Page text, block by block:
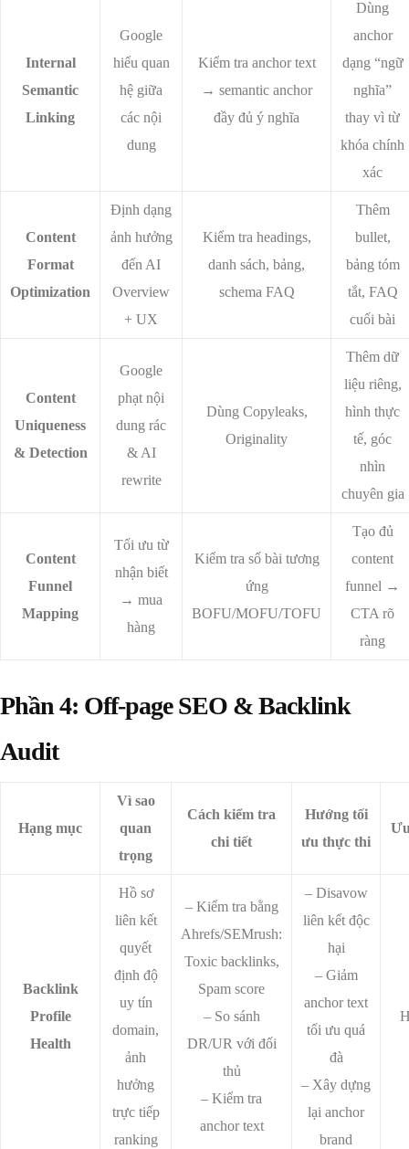
Internal
Semantic
Linking
Google
hiểu quan
hệ giữa
các nội
dung
Kiểm tra anchor text
→ semantic anchor
đầy đủ ý nghĩa
Dùng
anchor
dạng “ngữ
nghĩa”
thay vì từ
khóa chính
xác
Content
Format
Optimization
Định dạng
ảnh hưởng
đến AI
Overview
+ UX
Kiểm tra headings,
danh sách, bảng,
schema FAQ
Thêm
bullet,
bảng tóm
tắt, FAQ
cuối bài
Content
Uniqueness
& Detection
Google
phạt nội
dung rác
& AI
rewrite
Dùng Copyleaks,
Originality
Thêm dữ
liệu riêng,
hình thực
tế, góc
nhìn
chuyên gia
Content
Funnel
Mapping
Tối ưu từ
nhận biết
→ mua
hàng
Kiểm tra số bài tương
ứng
BOFU/MOFU/TOFU
Tạo đủ
content
funnel →
CTA rõ
ràng
Phần 4: Off-page SEO & Backlink
Audit
Hạng mục
Vì sao
quan
trọng
Cách kiểm tra
chi tiết
Hướng tối
ưu thực thi
Backlink
Profile
Health
Hồ sơ
liên kết
quyết
định độ
uy tín
domain,
ảnh
hưởng
trực tiếp
ranking
– Kiểm tra bằng
Ahrefs/SEMrush:
Toxic backlinks,
Spam score
– So sánh
DR/UR với đối
thủ
– Kiểm tra
anchor text
– Disavow
liên kết độc
hại
– Giảm
anchor text
tối ưu quá
đà
– Xây dựng
lại anchor
brand